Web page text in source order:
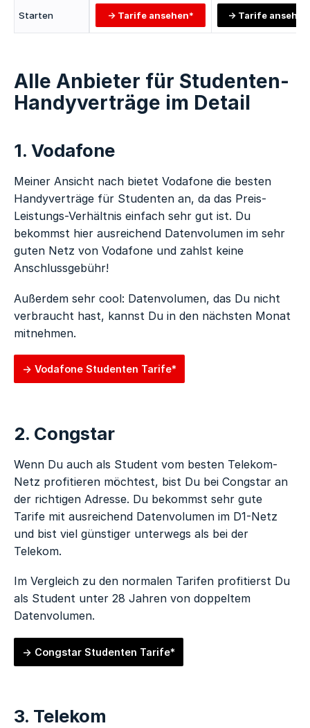
Starten Tarife ansehen* Tarife
Alle Anbieter für Studenten-
Handyverträge im Detail
1. Vodafone
Meiner Ansicht nach bietet Vodafone die besten
Handyverträge für Studenten an, da das Preis-
Leistungs-Verhältnis einfach sehr gut ist. Du
bekommst hier ausreichend Datenvolumen im sehr
guten Netz von Vodafone und zahlst keine
Anschlussgebühr!
Außerdem sehr cool: Datenvolumen, das Du nicht
verbraucht hast, kannst Du in den nächsten Monat
mitnehmen.
Vodafone Studenten Tarife*
2. Congstar
Wenn Du auch als Student vom besten Telekom-
Netz profitieren möchtest, bist Du bei Congstar an
der richtigen Adresse. Du bekommst sehr gute
Tarife mit ausreichend Datenvolumen im D1-Netz
und bist viel günstiger unterwegs als bei der
Telekom.
Im Vergleich zu den normalen Tarifen profitierst Du
als Student unter 28 Jahren von doppeltem
Datenvolumen.
Congstar Studenten Tarife*
3. Telekom